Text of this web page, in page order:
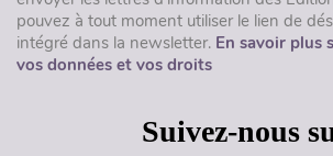
pouvez à tout moment utiliser le lien de
intégré dans la newsletter. En savoir plus
vos données et vos droits
Suivez-nous